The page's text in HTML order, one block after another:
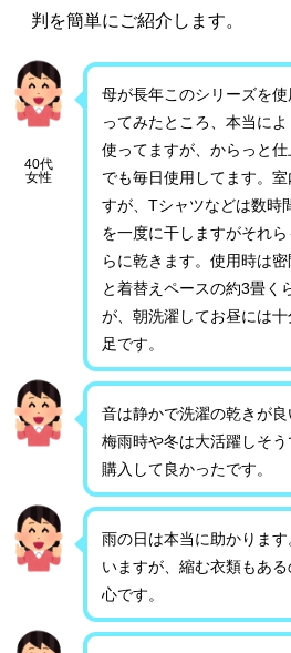
判を簡単にご紹介します。
40代
女性
母が長年このシリーズを
ってみたところ、本当に
使ってますが、からっと
でも毎日使用してます。
すが、Tシャツなどは数時
を一度に干しますがそれ
らに乾きます。使用時は
と着替えペースの約3畳く
が、朝洗濯してお昼には
足です。
音は静かで洗濯の乾きが良
梅雨時や冬は大活躍しそう
購入して良かったです。
雨の日は本当に助かりま
いますが、縮む衣類もあ
心です。